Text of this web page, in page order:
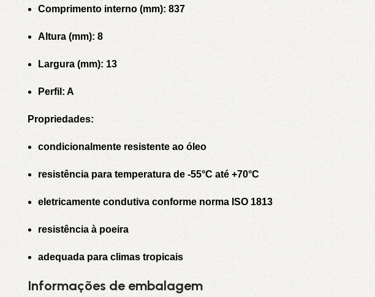
Comprimento interno (mm): 837
Altura (mm): 8
Largura (mm): 13
Perfil: A
Propriedades:
condicionalmente resistente ao óleo
resistência para temperatura de -55°C até +70°C
eletricamente condutiva conforme norma ISO 1813
resistência à poeira
adequada para climas tropicais
Informações de embalagem